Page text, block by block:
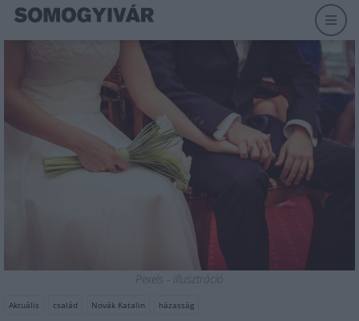
Pexels - illusztráció
Aktuális család Novák Katalin házasság